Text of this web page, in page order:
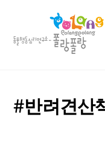
content
#반려견산